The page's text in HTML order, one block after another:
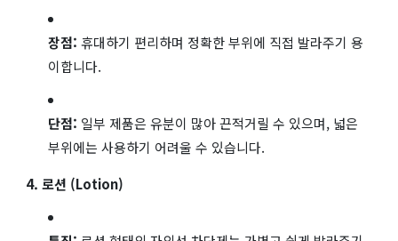
장점: 휴대하기 편리하며 정확한 부위에 직접 발라주기 용
이합니다.
단점: 일부 제품은 유분이 많아 끈적거릴 수 있으며, 넓은
부위에는 사용하기 어려울 수 있습니다.
4. 로션 (Lotion)